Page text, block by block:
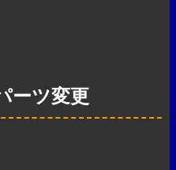
ーツ変更